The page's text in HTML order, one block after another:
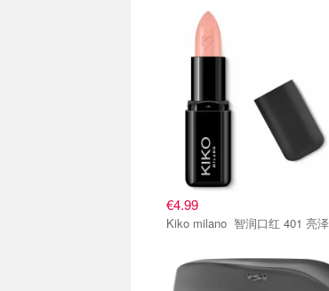
€4.99
Kiko milano 智润口红 401 亮泽